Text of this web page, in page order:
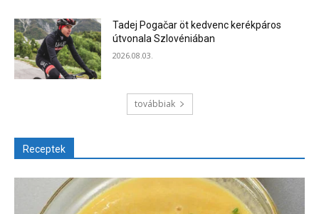
Tadej Pogačar öt kedvenc kerékpáros
útvonala Szlovéniában
2026.08.03.
továbbiak
Receptek